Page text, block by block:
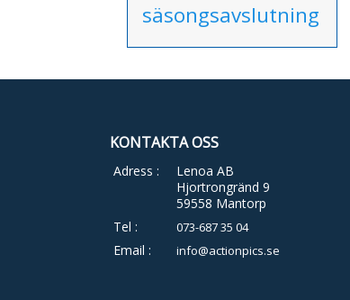
säsongsavslutning
KONTAKTA OSS
Adress :
Lenoa AB
Hjortrongränd 9
59558 Mantorp
Tel :
073-687 35 04
Email : info@actionpics.se